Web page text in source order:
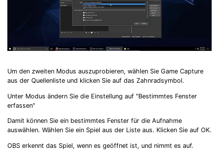
Um den zweiten Modus auszuprobieren, wählen Sie Game Capture
aus der Quellenliste und klicken Sie auf das Zahnradsymbol.
Unter Modus ändern Sie die Einstellung auf "Bestimmtes Fenster
erfassen"
Damit können Sie ein bestimmtes Fenster für die Aufnahme
auswählen. Wählen Sie ein Spiel aus der Liste aus. Klicken Sie auf OK.
OBS erkennt das Spiel, wenn es geöffnet ist, und nimmt es auf.